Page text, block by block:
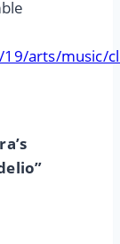
arts/music/